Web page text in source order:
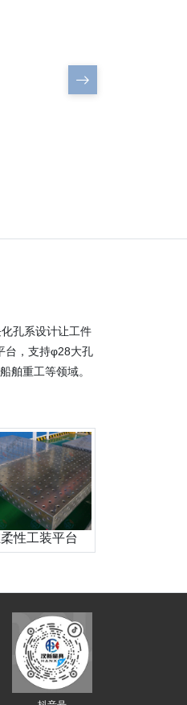
孔系设计让工件
台，支持φ28大孔
舶重工等领域。
性工装平台